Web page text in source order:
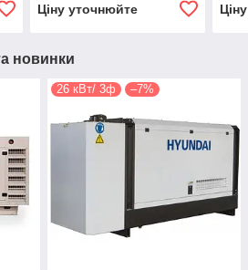
Ціну уточнюйте
новинки
26 кВт/ 3ф –7%